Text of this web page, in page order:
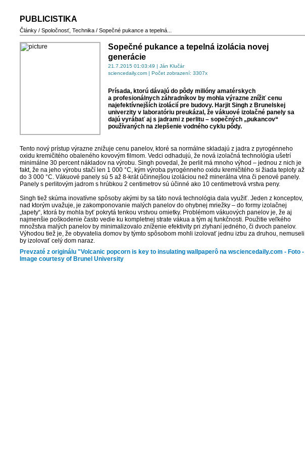
PUBLICISTIKA
Články / Spoločnosť, Technika / Sopečné pukance a tepelná...
Sopečné pukance a tepelná izolácia novej
generácie
21.7.2015 01:03:49 | Ján Klučár
sciencedaily.com | Počet zobrazení: 3307x
Prísada, ktorú dávajú do pôdy milióny amatérskych
a profesionálnych záhradníkov by mohla výrazne znížiť cenu
najefektívnejších izolácií pre budovy. Harjit Singh z Brunelskej
univerzity v laboratóriu preukázal, že vákuové izolačné panely sa
dajú vyrábať aj s jadrami z perlitu – sopečných „pukancov“
používaných na zlepšenie vodného cyklu pôdy.
Tento nový prístup výrazne znižuje cenu panelov, ktoré sa normálne skladajú z jadra z pyrogénneho
oxidu kremičitého obaleného kovovým filmom. Vedci odhadujú, že nová izolačná technológia ušetrí
minimálne 30 percent nákladov na výrobu. Singh povedal, že perlit má mnoho výhod – jednou z nich je
fakt, že na jeho výrobu stačí len 1 000 °C, kým výroba pyrogénneho oxidu kremičitého si žiada teploty až
do 3 000 °C. Vákuové panely sú 5 až 8-krát účinnejšou izoláciou než minerálna vlna či penové panely.
Panely s perlitovým jadrom s hrúbkou 2 centimetrov sú účinné ako 10 centimetrová vrstva peny.
Singh tiež skúma inovatívne spôsoby akými by sa táto nová technológia dala využiť. Jeden z konceptov,
nad ktorým uvažuje, je zakomponovanie malých panelov do ohybnej mriežky – do formy izolačnej
„tapety“, ktorá by mohla byť pokrytá tenkou vrstvou omietky. Problémom vákuových panelov je, že aj
najmenšie poškodenie často vedie ku kompletnej strate vákua a tým aj funkčnosti. Použitie veľkého
množstva malých panelov by minimalizovalo zníženie efektivity pri zlyhaní jedného, či dvoch panelov.
Výhodou tiež je, že obyvatelia domov by týmto spôsobom mohli izolovať jednu izbu za druhou, nemuseli
by izolovať celý dom naraz.
Prevzaté z originálu "Volcanic popcorn is key to insulating wallpaperô na wsciencedaily.com - Foto -
Image courtesy of Brunel University